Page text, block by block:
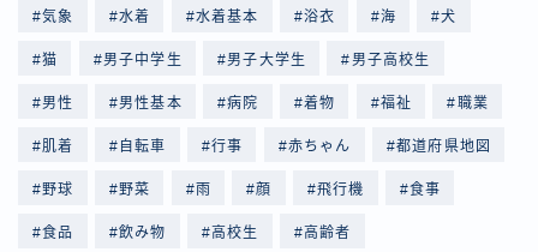
Follow Me
気象 水着 水着基本 浴衣 海 犬
猫 男子中学生 男子大学生 男子高校生
男性 男性基本 病院 着物 福祉 職業
肌着 自転車 行事 赤ちゃん 都道府県地図
野球 野菜 雨 顔 飛行機 食事
食品 飲み物 高校生 高齢者